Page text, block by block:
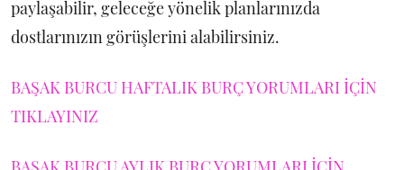
paylaşabilir, geleceğe yönelik planlarınızda
dostlarınızın görüşlerini alabilirsiniz.
BAŞAK BURCU HAFTALIK BURÇ YORUMLARI İÇİN
TIKLAYINIZ